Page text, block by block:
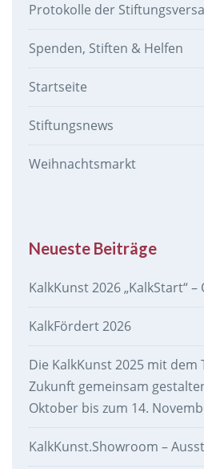
Protokolle der
Spenden, Stiften & Helfen
Startseite
Stiftungsnews
Weihnachtsmarkt
Neueste Beiträge
KalkKunst 2026 „KalkStart“ –
KalkFördert 2026
Die KalkKunst 2025 mit dem
Zukunft gemeinsam
Oktober bis zum 14.
KalkKunst.Showroom –